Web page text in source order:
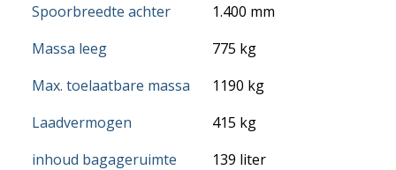
Spoorbreedte achter
1.400 mm
Massa leeg
775 kg
Max. toelaatbare massa
1190 kg
Laadvermogen
415 kg
inhoud bagageruimte
139 liter